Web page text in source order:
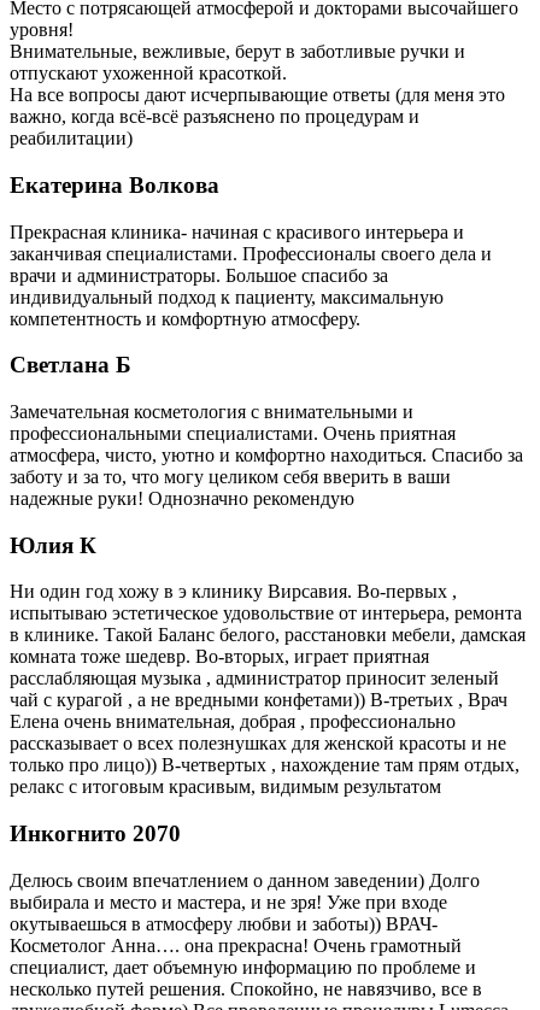
Место с потрясающей атмосферой и докторами высочайшего
уровня!
Внимательные, вежливые, берут в заботливые ручки и
отпускают ухоженной красоткой.
На все вопросы дают исчерпывающие ответы (для меня это
важно, когда всё-всё разъяснено по процедурам и
реабилитации)
Екатерина Волкова
Прекрасная клиника- начиная с красивого интерьера и
заканчивая специалистами. Профессионалы своего дела и
врачи и администраторы. Большое спасибо за
индивидуальный подход к пациенту, максимальную
компетентность и комфортную атмосферу.
Светлана Б
Замечательная косметология с внимательными и
профессиональными специалистами. Очень приятная
атмосфера, чисто, уютно и комфортно находиться. Спасибо за
заботу и за то, что могу целиком себя вверить в ваши
надежные руки! Однозначно рекомендую
Юлия К
Ни один год хожу в э клинику Вирсавия. Во-первых ,
испытываю эстетическое удовольствие от интерьера, ремонта
в клинике. Такой Баланс белого, расстановки мебели, дамская
комната тоже шедевр. Во-вторых, играет приятная
расслабляющая музыка , администратор приносит зеленый
чай с курагой , а не вредными конфетами)) В-третьих , Врач
Елена очень внимательная, добрая , профессионально
рассказывает о всех полезнушках для женской красоты и не
только про лицо)) В-четвертых , нахождение там прям отдых,
релакс с итоговым красивым, видимым результатом
Инкогнито 2070
Делюсь своим впечатлением о данном заведении) Долго
выбирала и место и мастера, и не зря! Уже при входе
окутываешься в атмосферу любви и заботы)) ВРАЧ-
Косметолог Анна…. она прекрасна! Очень грамотный
специалист, дает объемную информацию по проблеме и
несколько путей решения. Спокойно, не навязчиво, все в